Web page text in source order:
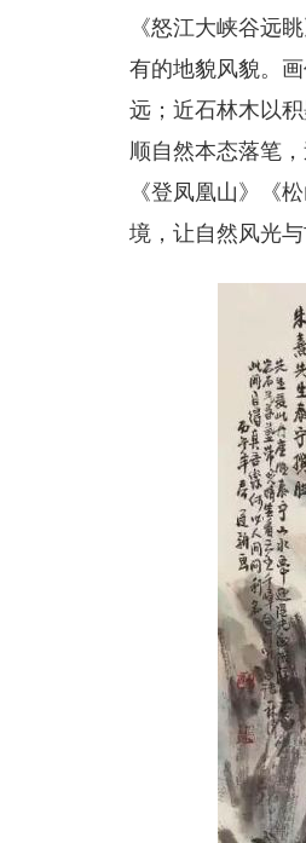
《怒江大峡谷远
有的地貌风貌。
远；近石林木以
顺自然本态落笔
《登凤凰山》《
境，让自然风光